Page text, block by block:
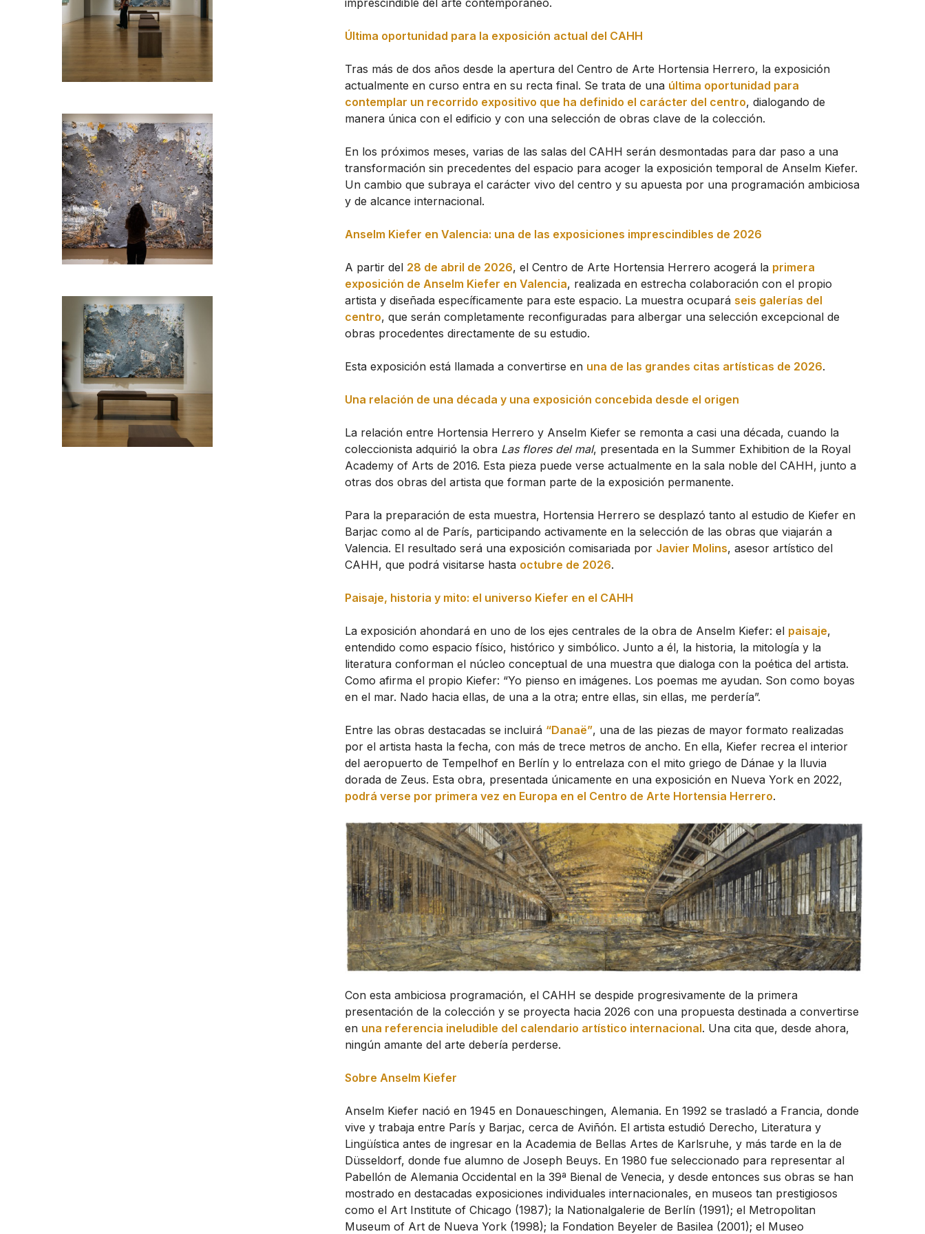
imprescindible del arte contemporáneo.
Última oportunidad para la exposición actual del CAHH
Tras más de dos años desde la apertura del Centro de Arte Hortensia Herrero, la exposición
actualmente en curso entra en su recta final. Se trata de una última oportunidad para
contemplar un recorrido expositivo que ha definido el carácter del centro, dialogando de
manera única con el edificio y con una selección de obras clave de la colección.
En los próximos meses, varias de las salas del CAHH serán desmontadas para dar paso a una
transformación sin precedentes del espacio para acoger la exposición temporal de Anselm Kiefer.
Un cambio que subraya el carácter vivo del centro y su apuesta por una programación ambiciosa
y de alcance internacional.
Anselm Kiefer en Valencia: una de las exposiciones imprescindibles de 2026
A partir del 28 de abril de 2026, el Centro de Arte Hortensia Herrero acogerá la primera
exposición de Anselm Kiefer en Valencia, realizada en estrecha colaboración con el propio
artista y diseñada específicamente para este espacio. La muestra ocupará seis galerías del
centro, que serán completamente reconfiguradas para albergar una selección excepcional de
obras procedentes directamente de su estudio.
Esta exposición está llamada a convertirse en una de las grandes citas artísticas de 2026.
Una relación de una década y una exposición concebida desde el origen
La relación entre Hortensia Herrero y Anselm Kiefer se remonta a casi una década, cuando la
coleccionista adquirió la obra Las flores del mal, presentada en la Summer Exhibition de la Royal
Academy of Arts de 2016. Esta pieza puede verse actualmente en la sala noble del CAHH, junto a
otras dos obras del artista que forman parte de la exposición permanente.
Para la preparación de esta muestra, Hortensia Herrero se desplazó tanto al estudio de Kiefer en
Barjac como al de París, participando activamente en la selección de las obras que viajarán a
Valencia. El resultado será una exposición comisariada por Javier Molins, asesor artístico del
CAHH, que podrá visitarse hasta octubre de 2026.
Paisaje, historia y mito: el universo Kiefer en el CAHH
La exposición ahondará en uno de los ejes centrales de la obra de Anselm Kiefer: el paisaje,
entendido como espacio físico, histórico y simbólico. Junto a él, la historia, la mitología y la
literatura conforman el núcleo conceptual de una muestra que dialoga con la poética del artista.
Como afirma el propio Kiefer: “Yo pienso en imágenes. Los poemas me ayudan. Son como boyas
en el mar. Nado hacia ellas, de una a la otra; entre ellas, sin ellas, me perdería”.
Entre las obras destacadas se incluirá “Danaë”, una de las piezas de mayor formato realizadas
por el artista hasta la fecha, con más de trece metros de ancho. En ella, Kiefer recrea el interior
del aeropuerto de Tempelhof en Berlín y lo entrelaza con el mito griego de Dánae y la lluvia
dorada de Zeus. Esta obra, presentada únicamente en una exposición en Nueva York en 2022,
podrá verse por primera vez en Europa en el Centro de Arte Hortensia Herrero.
Con esta ambiciosa programación, el CAHH se despide progresivamente de la primera
presentación de la colección y se proyecta hacia 2026 con una propuesta destinada a convertirse
en una referencia ineludible del calendario artístico internacional. Una cita que, desde ahora,
ningún amante del arte debería perderse.
Sobre Anselm Kiefer
Anselm Kiefer nació en 1945 en Donaueschingen, Alemania. En 1992 se trasladó a Francia, donde
vive y trabaja entre París y Barjac, cerca de Aviñón. El artista estudió Derecho, Literatura y
Lingüística antes de ingresar en la Academia de Bellas Artes de Karlsruhe, y más tarde en la de
Düsseldorf, donde fue alumno de Joseph Beuys. En 1980 fue seleccionado para representar al
Pabellón de Alemania Occidental en la 39ª Bienal de Venecia, y desde entonces sus obras se han
mostrado en destacadas exposiciones individuales internacionales, en museos tan prestigiosos
como el Art Institute of Chicago (1987); la Nationalgalerie de Berlín (1991); el Metropolitan
Museum of Art de Nueva York (1998); la Fondation Beyeler de Basilea (2001); el Museo